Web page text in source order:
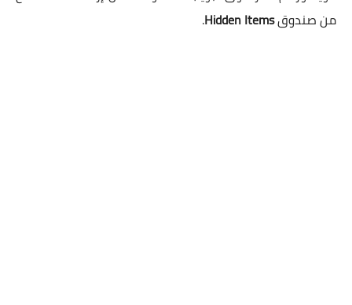
من صندوقHidden Items
.